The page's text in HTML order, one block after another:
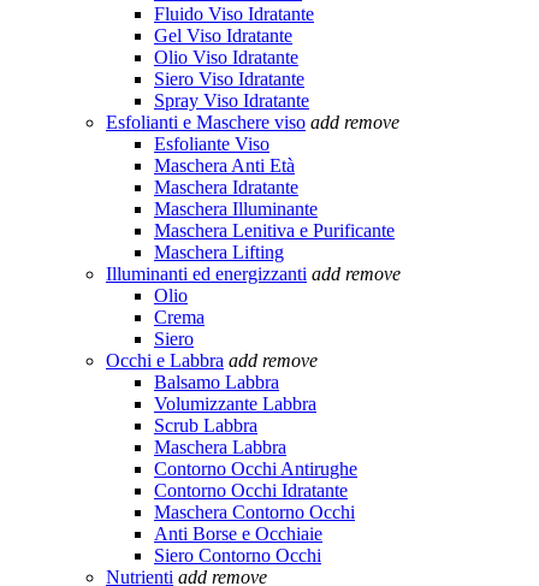
Fluido Viso Idratante
Gel Viso Idratante
Olio Viso Idratante
Siero Viso Idratante
Spray Viso Idratante
Esfolianti e Maschere viso add remove
Esfoliante Viso
Maschera Anti Età
Maschera Idratante
Maschera Illuminante
Maschera Lenitiva e Purificante
Maschera Lifting
Illuminanti ed energizzanti add remove
Olio
Crema
Siero
Occhi e Labbra add remove
Balsamo Labbra
Volumizzante Labbra
Scrub Labbra
Maschera Labbra
Contorno Occhi Antirughe
Contorno Occhi Idratante
Maschera Contorno Occhi
Anti Borse e Occhiaie
Siero Contorno Occhi
Nutrienti add remove